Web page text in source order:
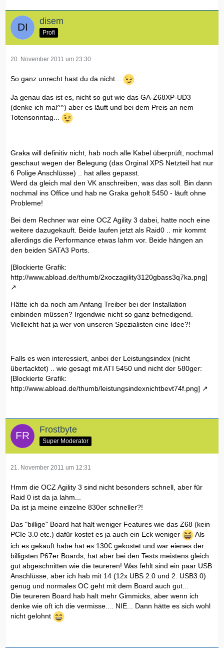
disem
Profi
20. November 2011 um 23:30
So ganz unrecht hast du da nicht...
Ja genau das ist es, nicht so gut wie das GA-Z68XP-UD3
(denke ich mal^^) aber es läuft und bei dem Preis an nem
Totensonntag...
Graka will definitiv nicht, hab noch alle Kabel überprüft, nochmal
geschaut wegen der Belegung (das Orginal XPS Netzteil hat nur
6 Polige Anschlüsse) .. hat alles gepasst.
Werd da gleich mal den VK anschreiben, was das soll. Bin dann
nochmal ins Office und hab ne Graka geholt 5450 - läuft ohne
Probleme!
Bei dem Rechner war eine OCZ Agility 3 dabei, hatte noch eine
weitere dazugekauft. Beide laufen jetzt als Raid0 .. mir kommt
allerdings die Performance etwas lahm vor. Beide hängen an
den beiden SATA3 Ports.
[Blockierte Grafik:
http://www.abload.de/thumb/2xoczagility3120gbass3q7ka.png]
Hätte ich da noch am Anfang Treiber bei der Installation
einbinden müssen? Irgendwie nicht so ganz befriedigend.
Vielleicht hat ja wer von unseren Spezialisten eine Idee?!
Falls es wen interessiert, anbei der Leistungsindex (nicht
übertacktet) .. wie gesagt mit ATI 5450 und nicht der 580ger:
[Blockierte Grafik:
http://www.abload.de/thumb/leistungsindexnichtbevt74f.png]
Frostbyte
Super Moderator
21. November 2011 um 12:31
Hmm die OCZ Agility 3 sind nicht besonders schnell, aber für
Raid 0 ist da ja lahm...
Da ist ja meine einzelne 830er schneller?!
Das "billige" Board hat halt weniger Features wie das Z68 (kein
PCIe 3.0 etc.) dafür kostet es ja auch ein Eck weniger
Als
ich es gekauft habe hat es 130€ gekostet und war eienes der
billigsten P67er Boards, hat aber bei den Tests meistens gleich
gut abgeschnitten wie die teureren! Was fehlt sind ein paar USB
Anschlüsse, aber ich hab mit 14 (12x UBS 2.0 und 2. USB3.0)
genug und normales OC geht mit dem Board auch gut...
Die teureren Board hab halt mehr Gimmicks, aber wenn ich
denke wie oft ich die vermisse.... NIE... Dann hätte es sich wohl
nicht gelohnt